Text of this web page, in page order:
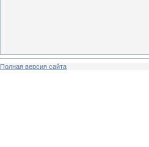
Полная версия сайта